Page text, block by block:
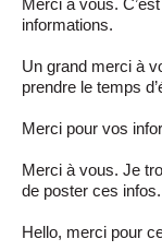
Merci à vous.
informations.
Un grand merci à
prendre le temps
Merci pour vos
Merci à vous. Je
de poster ces infos.
Hello, merci pour